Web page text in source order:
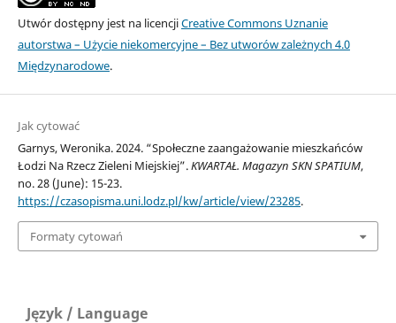
Utwór dostępny jest na licencjiCreative Commons Uznanie
autorstwa – Użycie niekomercyjne – Bez utworów zależnych 4.0
Międzynarodowe.
Jak cytować
Garnys, Weronika. 2024. “Społeczne zaangażowanie mieszkańców
Łodzi Na Rzecz Zieleni Miejskiej”.KWARTAŁ. Magazyn SKN SPATIUM,
no. 28 (June): 15-23.
https://czasopisma.uni.lodz.pl/kw/article/view/23285.
Formaty cytowań
Język / Language